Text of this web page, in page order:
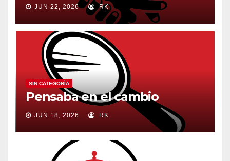
JUN 22, 2026 RK
SIN CATEGORÍA
Pensaba en el cambio
JUN 18, 2026 RK